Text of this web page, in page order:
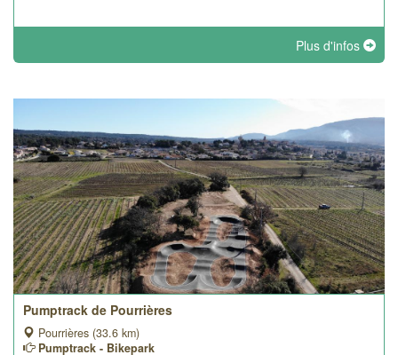
Plus d'infos
Pumptrack de Pourrières
Pourrières (33.6 km)
Pumptrack - Bikepark